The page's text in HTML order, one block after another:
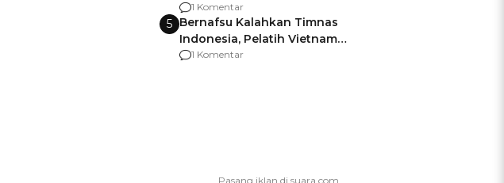
agar Dana Tidak Hangus!
1 Komentar
5 Bernafsu Kalahkan Timnas
Indonesia, Pelatih Vietnam
Berencana Pakai Jimat di Pakansari
1 Komentar